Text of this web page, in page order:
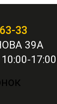
33
39А
17:00